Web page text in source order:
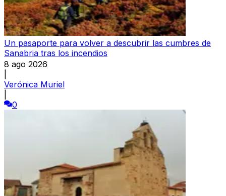
Un pasaporte para volver a descubrir las cumbres de
Sanabria tras los incendios
8 ago 2026
Verónica Muriel
0